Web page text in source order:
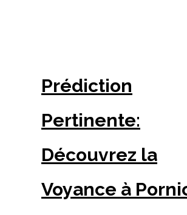
Prédiction
Pertinente:
Découvrez la
Voyance à